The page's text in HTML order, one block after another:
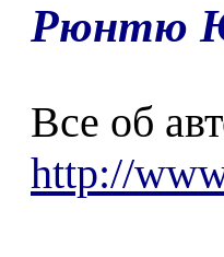
Рюнтю
Все об
http://